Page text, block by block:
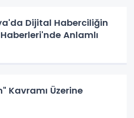
Dijital Haberciliğin
Haberleri'nde Anlamlı
Kavramı Üzerine